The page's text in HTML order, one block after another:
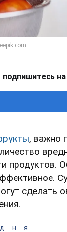
подпишитесь
, важно
продуктов.
сделать